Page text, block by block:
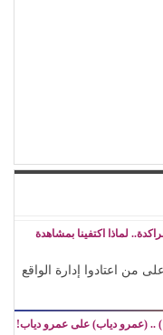
لماذا اكتفينا بمشاهدة
من اعتادوا إدارة الواقع
.. (عمرو دياب) على عمرو دياب!